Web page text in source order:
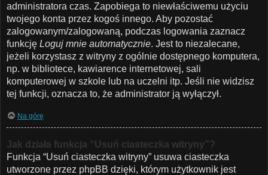
administratora czas. Zapobiega to niewłaściwemu użyciu
twojego konta przez kogoś innego. Aby pozostać
zalogowanym/zalogowaną, podczas logowania zaznacz
funkcję Loguj mnie automatycznie. Jest to niezalecane,
jeżeli korzystasz z witryny z ogólnie dostępnego komputera,
np. w bibliotece, kawiarence internetowej, sali
komputerowej w szkole lub na uczelni itp. Jeśli nie widzisz
tej funkcji, oznacza to, że administrator ją wyłączył.
Na górę
Jak działa funkcja “Usuń ciasteczka witryny”?
Funkcja “Usuń ciasteczka witryny” usuwa ciasteczka
utworzone przez phpBB dzięki, którym użytkownik jest